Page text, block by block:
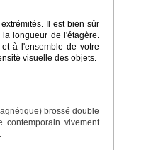
Il est bien sûr
longueur de l'étagère.
à l'ensemble de votre
visuelle des objets.
brossé double
vivement